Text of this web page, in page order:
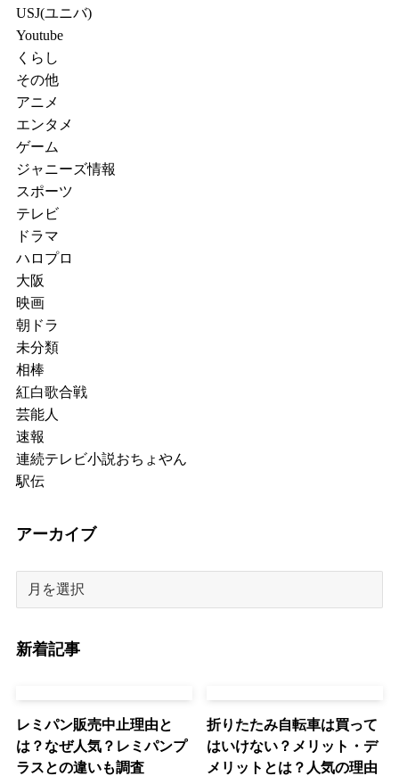
USJ(ユニバ)
Youtube
くらし
その他
アニメ
エンタメ
ゲーム
ジャニーズ情報
スポーツ
テレビ
ドラマ
ハロプロ
大阪
映画
朝ドラ
未分類
相棒
紅白歌合戦
芸能人
速報
連続テレビ小説おちょやん
駅伝
アーカイブ
新着記事
レミパン販売中止理由と
は？なぜ人気？レミパンプ
ラスとの違いも調査
折りたたみ自転車は買って
はいけない？メリット・デ
メリットとは？人気の理由